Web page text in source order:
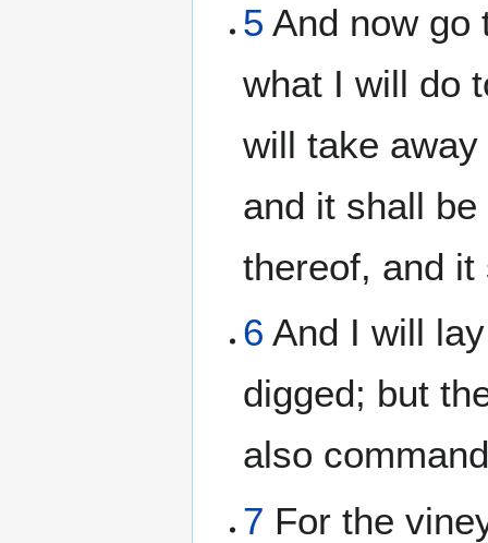
5 And now go
what I will do
will take
and it shall
thereof, and
6 And I will
digged; but
also
7 For the